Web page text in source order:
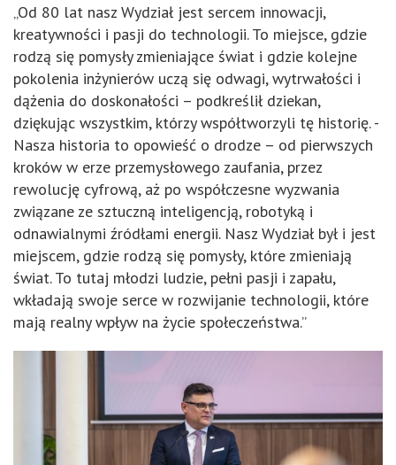
„Od 80 lat nasz Wydział jest sercem innowacji,
kreatywności i pasji do technologii. To miejsce, gdzie
rodzą się pomysły zmieniające świat i gdzie kolejne
pokolenia inżynierów uczą się odwagi, wytrwałości i
dążenia do doskonałości – podkreślił dziekan,
dziękując wszystkim, którzy współtworzyli tę historię. -
Nasza historia to opowieść o drodze – od pierwszych
kroków w erze przemysłowego zaufania, przez
rewolucję cyfrową, aż po współczesne wyzwania
związane ze sztuczną inteligencją, robotyką i
odnawialnymi źródłami energii. Nasz Wydział był i jest
miejscem, gdzie rodzą się pomysły, które zmieniają
świat. To tutaj młodzi ludzie, pełni pasji i zapału,
wkładają swoje serce w rozwijanie technologii, które
mają realny wpływ na życie społeczeństwa.”